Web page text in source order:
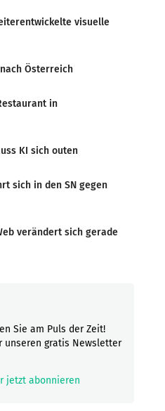
visuelle
Österreich
in
KI sich outen
sich in den SN gegen
verändert sich gerade
Sie am Puls der Zeit!
unseren gratis Newsletter
jetzt abonnieren